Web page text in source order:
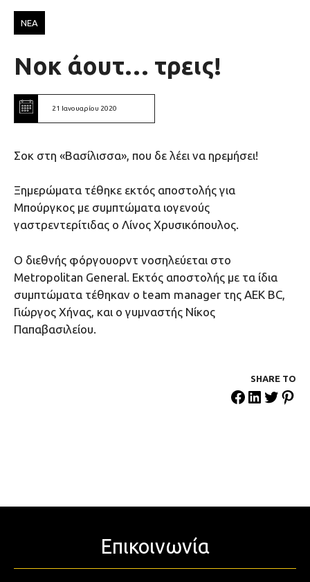
ΝΕΑ
Νοκ άουτ… τρεις!
21 Ιανουαρίου 2020
Σοκ στη «Βασίλισσα», που δε λέει να ηρεμήσει!
Ξημερώματα τέθηκε εκτός αποστολής για
Μπούργκος με συμπτώματα ιογενούς
γαστρεντερίτιδας ο Λίνος Χρυσικόπουλος.
Ο διεθνής φόργουορντ νοσηλεύεται στο
Metropolitan General. Εκτός αποστολής με τα ίδια
συμπτώματα τέθηκαν ο team manager της ΑΕΚ ΒC,
Γιώργος Χήνας, και ο γυμναστής Νίκος
Παπαβασιλείου.
SHARE ΤΟ
Επικοινωνία